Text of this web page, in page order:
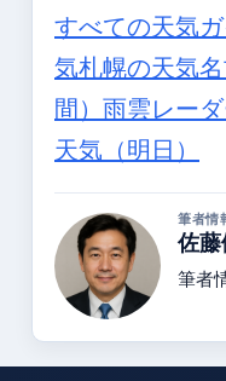
すべての天気
気札幌の天気
間） 雨雲レーダ
天気（明日）
筆者情
佐藤
筆者